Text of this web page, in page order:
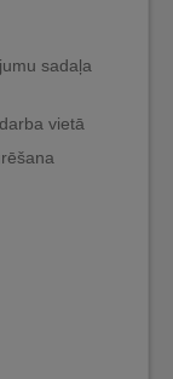
sadaļa
vietā